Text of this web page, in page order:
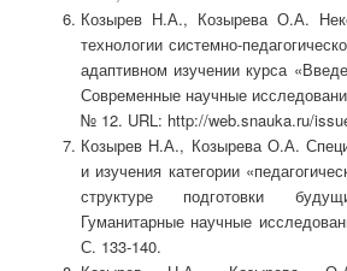
Козырев Н.А., Козырева О.А.
технологии системно-
адаптивном изучении курса
Современные научные
№ 12. URL: http://web.snauka.ru/
Козырев Н.А., Козырева О.А.
и изучения категории
структуре подготовки
Гуманитарные научные
С. 133-140.